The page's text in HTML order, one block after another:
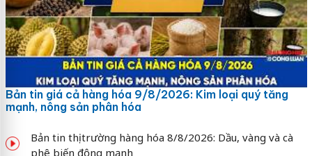
Bản tin giá cả hàng hóa 9/8/2026: Kim loại quý tăng
mạnh, nông sản phân hóa
Bản tin thị trường hàng hóa 8/8/2026: Dầu, vàng và cà
phê biến động mạnh